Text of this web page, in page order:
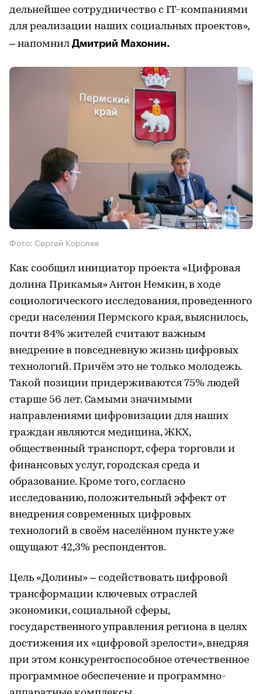
дельнейшее сотрудничество с IT-компаниями
для реализации наших социальных проектов»,
– напомнил Дмитрий Махонин.
Фото: Сергей Королев
Как сообщил инициатор проекта «Цифровая
долина Прикамья» Антон Немкин, в ходе
социологического исследования, проведенного
среди населения Пермского края, выяснилось,
почти 84% жителей считают важным
внедрение в повседневную жизнь цифровых
технологий. Причём это не только молодежь.
Такой позиции придерживаются 75% людей
старше 56 лет. Самыми значимыми
направлениями цифровизации для наших
граждан являются медицина, ЖКХ,
общественный транспорт, сфера торговли и
финансовых услуг, городская среда и
образование. Кроме того, согласно
исследованию, положительный эффект от
внедрения современных цифровых
технологий в своём населённом пункте уже
ощущают 42,3% респондентов.
Цель «Долины» – содействовать цифровой
трансформации ключевых отраслей
экономики, социальной сферы,
государственного управления региона в целях
достижения их «цифровой зрелости», внедряя
при этом конкурентоспособное отечественное
программное обеспечение и программно-